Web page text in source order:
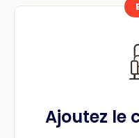
Ajoutez le